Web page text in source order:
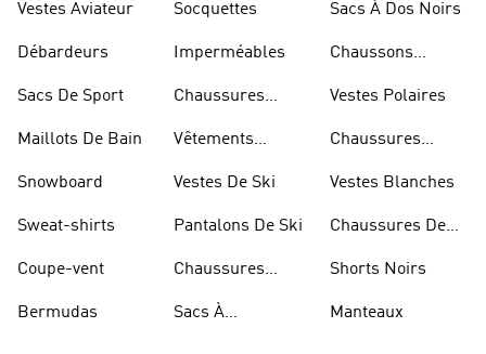
Vestes Aviateur
Débardeurs
Sacs De Sport
Maillots De Bain
Snowboard
Sweat-shirts
Coupe-vent
Bermudas
Socquettes
Imperméables
Chaussures
Vêtements
Vestes De Ski
Pantalons De Ski
Chaussures
Sacs À
Sacs À Dos Noirs
Chaussons
Vestes Polaires
Chaussures
Vestes Blanches
Chaussures De
Shorts Noirs
Manteaux